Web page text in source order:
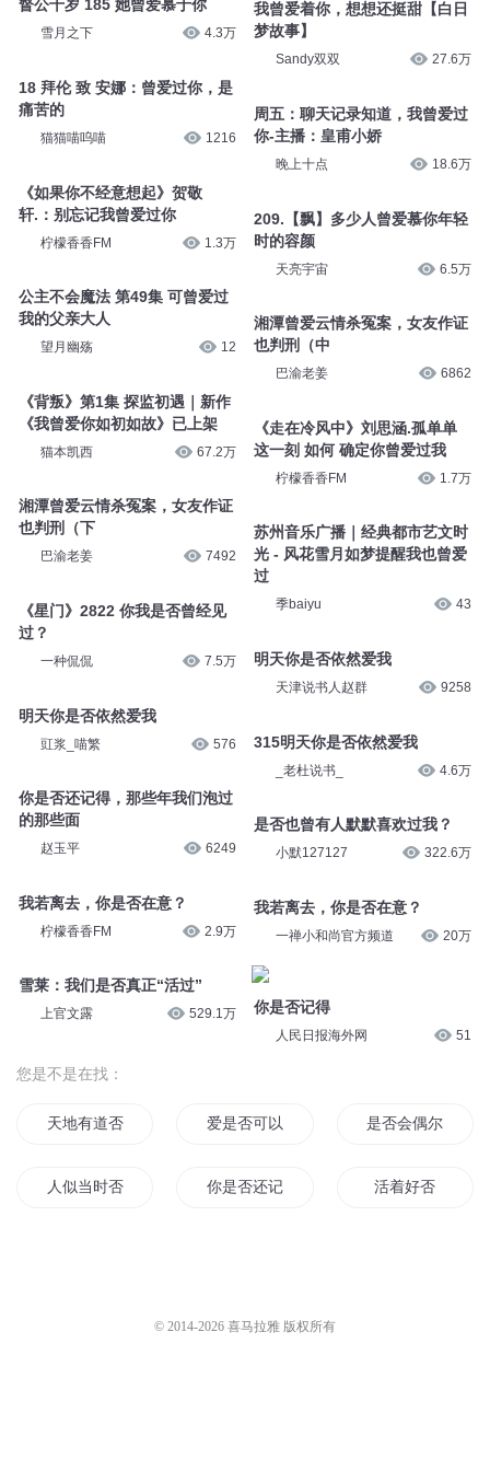
督公千岁 185 她曾爱慕于你
雪月之下 4.3万
18 拜伦 致 安娜：曾爱过你，是
痛苦的
猫猫喵呜喵 1216
《如果你不经意想起》贺敬
轩.：别忘记我曾爱过你
柠檬香香FM 1.3万
公主不会魔法 第49集 可曾爱过
我的父亲大人
望月幽殇 12
《背叛》第1集 探监初遇｜新作
《我曾爱你如初如故》已上架
猫本凯西 67.2万
湘潭曾爱云情杀冤案，女友作证
也判刑（下
巴渝老姜 7492
《星门》2822 你我是否曾经见
过？
一种侃侃 7.5万
明天你是否依然爱我
豇浆_喵繁 576
你是否还记得，那些年我们泡过
的那些面
赵玉平 6249
我若离去，你是否在意？
柠檬香香FM 2.9万
雪莱：我们是否真正“活过”
上官文露 529.1万
我曾爱着你，想想还挺甜【白日
梦故事】
Sandy双双 27.6万
周五：聊天记录知道，我曾爱过
你-主播：皇甫小娇
晚上十点 18.6万
209.【飘】多少人曾爱慕你年轻
时的容颜
天亮宇宙 6.5万
湘潭曾爱云情杀冤案，女友作证
也判刑（中
巴渝老姜 6862
《走在冷风中》刘思涵.孤单单
这一刻 如何 确定你曾爱过我
柠檬香香FM 1.7万
苏州音乐广播｜经典都市艺文时
光 - 风花雪月如梦提醒我也曾爱
过
季baiyu 43
明天你是否依然爱我
天津说书人赵群 9258
315明天你是否依然爱我
_老杜说书_ 4.6万
是否也曾有人默默喜欢过我？
小默127127 322.6万
我若离去，你是否在意？
一禅小和尚官方频道 20万
你是否记得
人民日报海外网 51
您是不是在找：
天地有道否 爱是否可以重来 是否会偶尔想起
人似当时否 你是否还记得我 活着好否
© 2014-2026 喜马拉雅 版权所有